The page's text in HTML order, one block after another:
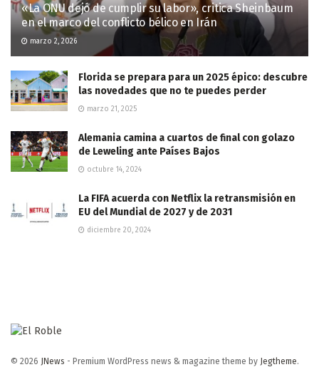
«La ONU dejó de cumplir su labor», critica Sheinbaum
en el marco del conflicto bélico en Irán
marzo 2, 2026
Florida se prepara para un 2025 épico: descubre
las novedades que no te puedes perder
marzo 21, 2025
Alemania camina a cuartos de final con golazo
de Leweling ante Países Bajos
octubre 14, 2024
La FIFA acuerda con Netflix la retransmisión en
EU del Mundial de 2027 y de 2031
diciembre 20, 2024
© 2026 JNews - Premium WordPress news & magazine theme by Jegtheme.